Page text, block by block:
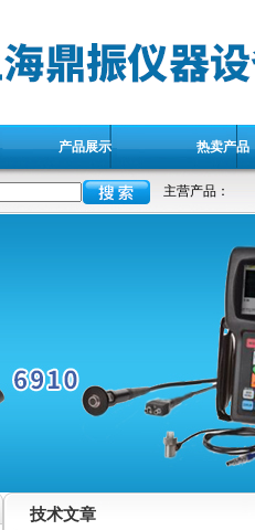
产品展示 热卖产品
主营产品：
技术文章